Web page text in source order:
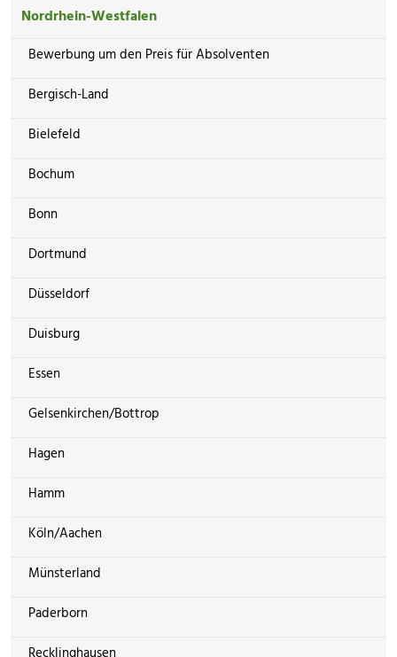
Nordrhein-Westfalen
Bewerbung um den Preis für Absolventen
Bergisch-Land
Bielefeld
Bochum
Bonn
Dortmund
Düsseldorf
Duisburg
Essen
Gelsenkirchen/Bottrop
Hagen
Hamm
Köln/Aachen
Münsterland
Paderborn